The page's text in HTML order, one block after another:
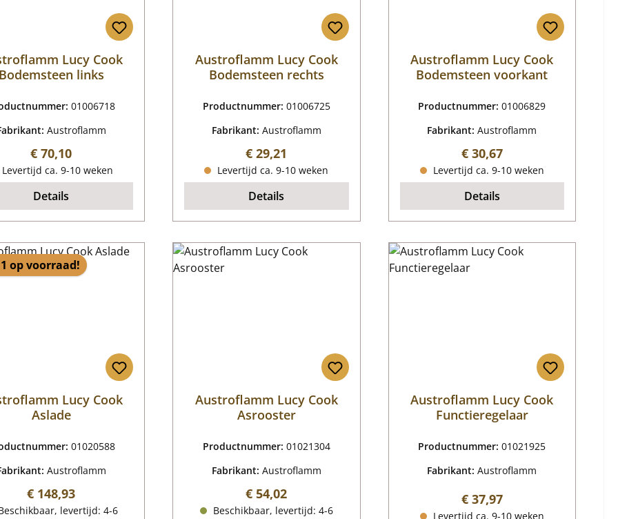
Lucy Cook
links
01006718
Austroflamm
Normale prijs:
€ 70,10
Levertijd ca. 9-10 weken
Details
Austroflamm Lucy Cook
Bodemsteen rechts
Productnummer: 01006725
Fabrikant: Austroflamm
Normale prijs:
€ 29,21
Levertijd ca. 9-10 weken
Details
Austroflamm Lucy Cook
Bodemsteen voorkant
Productnummer:01006829
Fabrikant:Austroflamm
Normale prijs:
€ 30,67
Levertijd ca. 9-10 weken
Details
op voorraad!
Lucy Cook
Aslade
01020588
Austroflamm
Normale prijs:
€ 148,93
levertijd: 4-6
Austroflamm Lucy Cook
Asrooster
Productnummer: 01021304
Fabrikant: Austroflamm
Normale prijs:
€ 54,02
Beschikbaar, levertijd: 4-6
Austroflamm Lucy Cook
Functieregelaar
Productnummer:01021925
Fabrikant:Austroflamm
Normale prijs:
€ 37,97
Levertijd ca. 9-10 weken